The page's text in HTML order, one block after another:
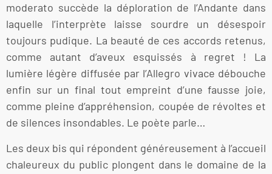
moderato succède la déploration de l’Andante dans
laquelle l’interprète laisse sourdre un désespoir
toujours pudique. La beauté de ces accords retenus,
comme autant d’aveux esquissés à regret ! La
lumière légère diffusée par l’Allegro vivace débouche
enfin sur un final tout empreint d’une fausse joie,
comme pleine d’appréhension, coupée de révoltes et
de silences insondables. Le poète parle…
Les deux bis qui répondent généreusement à l’accueil
chaleureux du public plongent dans le domaine de la